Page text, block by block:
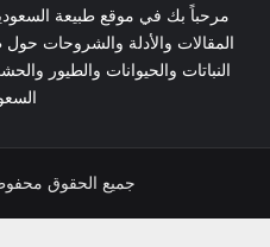
مرحباً بك في موقع طبيعة
المقالات والأدلة والشروحات
النباتات والحيوانات والطيور
جميع الحقوق